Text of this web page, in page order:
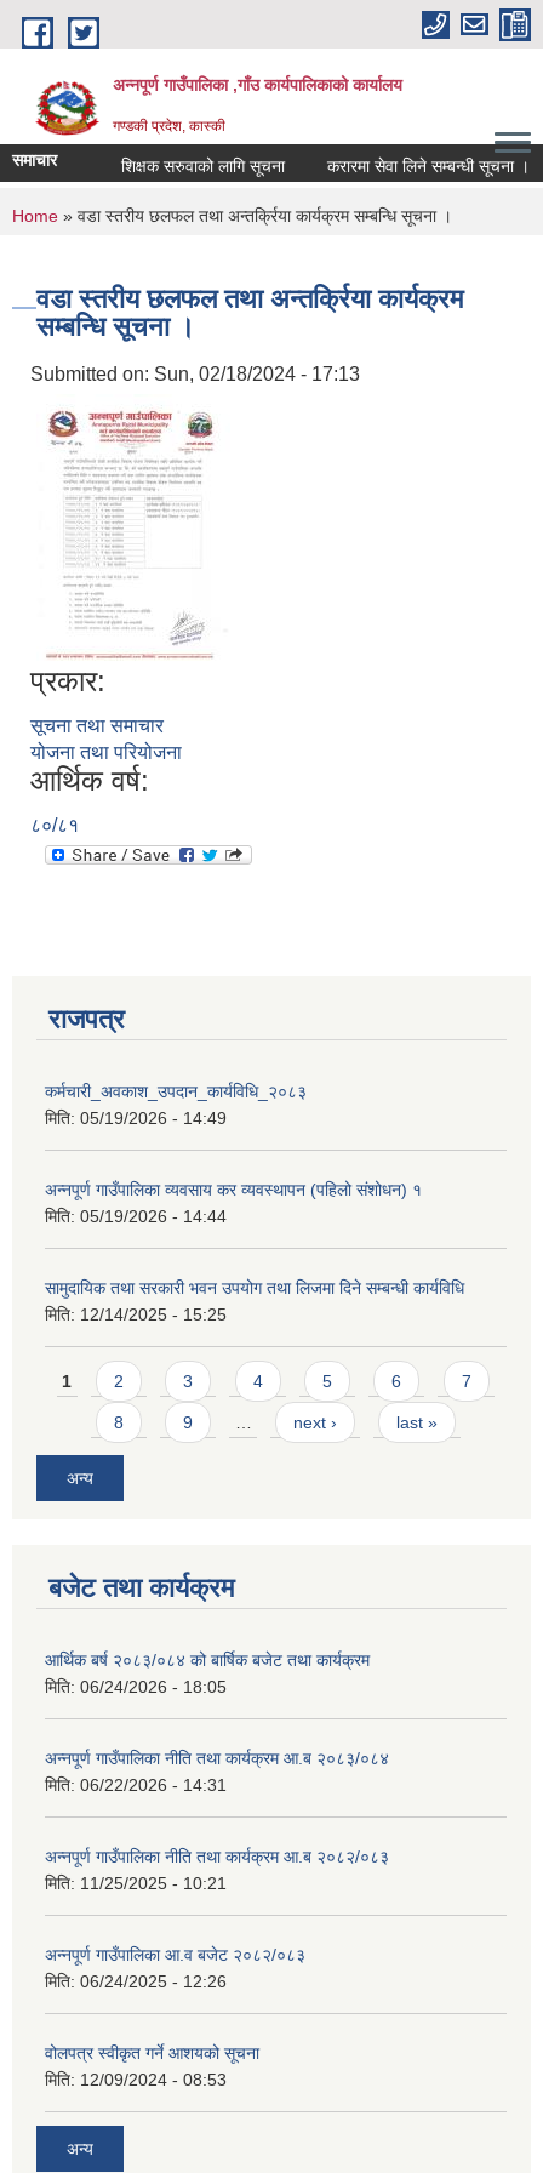
Skip to main content
अन्नपूर्ण गाउँपालिका ,गाँउ कार्यपालिकाको कार्यालय
गण्डकी प्रदेश, कास्की
समाचार शिक्षक सरुवाको लागि सूचना करारमा सेवा लिने सम्बन्धी सूचना ।
You are here
Home » वडा स्तरीय छलफल तथा अन्तर्क्रिया कार्यक्रम सम्बन्धि सूचना ।
वडा स्तरीय छलफल तथा अन्तर्क्रिया कार्यक्रम
सम्बन्धि सूचना ।
Submitted on: Sun, 02/18/2024 - 17:13
प्रकार:
सूचना तथा समाचार
योजना तथा परियोजना
आर्थिक वर्ष:
८०/८१
राजपत्र
कर्मचारी_अवकाश_उपदान_कार्यविधि_२०८३
मिति: 05/19/2026 - 14:49
अन्नपूर्ण गाउँपालिका व्यवसाय कर व्यवस्थापन (पहिलो संशोधन) १
मिति: 05/19/2026 - 14:44
सामुदायिक तथा सरकारी भवन उपयोग तथा लिजमा दिने सम्बन्धी कार्यविधि
मिति: 12/14/2025 - 15:25
Pages
1 2 3 4 5 6 7
8 9 next › last »
अन्य
बजेट तथा कार्यक्रम
आर्थिक बर्ष २०८३/०८४ को बार्षिक बजेट तथा कार्यक्रम
मिति: 06/24/2026 - 18:05
अन्नपूर्ण गाउँपालिका नीति तथा कार्यक्रम आ.ब २०८३/०८४
मिति: 06/22/2026 - 14:31
अन्नपूर्ण गाउँपालिका नीति तथा कार्यक्रम आ.ब २०८२/०८३
मिति: 11/25/2025 - 10:21
अन्नपूर्ण गाउँपालिका आ.व बजेट २०८२/०८३
मिति: 06/24/2025 - 12:26
वोलपत्र स्वीकृत गर्ने आशयको सूचना
मिति: 12/09/2024 - 08:53
अन्य